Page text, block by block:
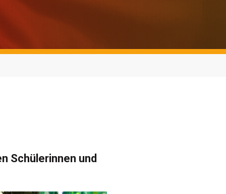
Schülerinnen und